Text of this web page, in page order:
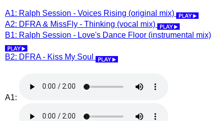
A1: Ralph Session - Voices Rising (original mix)
A2: DFRA & MissFly - Thinking (vocal mix)
B1: Ralph Session - Love's Dance Floor (instrumental mix)
B2: DFRA - Kiss My Soul
A1: